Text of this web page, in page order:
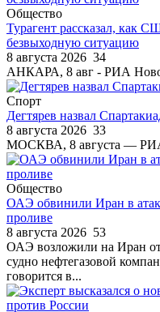
Общество
Турагент рассказал, как
безвыходную ситуацию
8 августа 2026 34
АНКАРА, 8 авг - РИА
Спорт
Дегтярев назвал
8 августа 2026 33
МОСКВА, 8 августа —
Общество
ОАЭ обвинили Иран в
проливе
8 августа 2026 53
ОАЭ возложили на Иран
судно нефтегазовой
говорится в...